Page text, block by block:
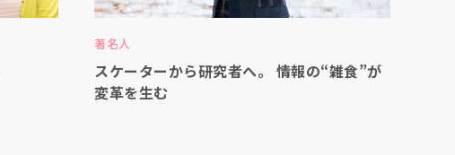
著名人
スケーターから研究者へ。 情報の“雑食”が
変革を生む